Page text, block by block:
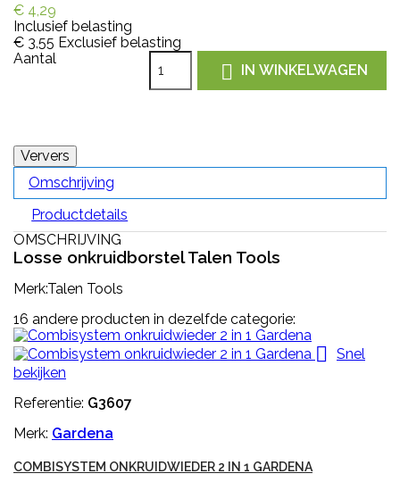
€ 4,29
Inclusief belasting
€ 3,55 Exclusief belasting
Aantal
 IN WINKELWAGEN
Omschrijving
Productdetails
OMSCHRIJVING
Losse onkruidborstel Talen Tools
Merk:Talen Tools
16 andere producten in dezelfde categorie:

Snel
bekijken
Referentie: G3607
Merk: Gardena
COMBISYSTEM ONKRUIDWIEDER 2 IN 1 GARDENA